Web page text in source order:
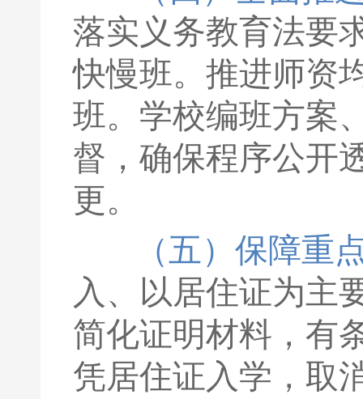
落实义务教育法要
快慢班。推进师资
班。学校编班方案
督，确保程序公开
更。
（五）保障重
入、以居住证为主
简化证明材料，有
凭居住证入学，取